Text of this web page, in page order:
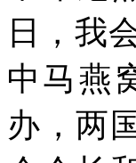
日，我
中马燕
办，两